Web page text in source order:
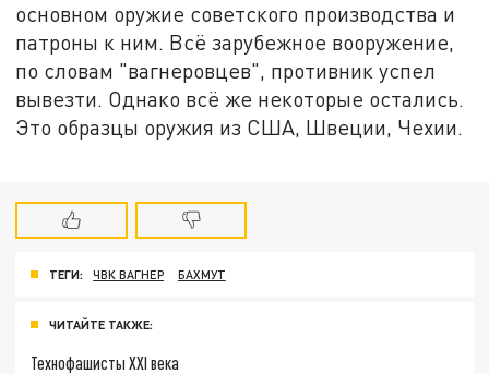
основном оружие советского производства и
патроны к ним. Всё зарубежное вооружение,
по словам "вагнеровцев", противник успел
вывезти. Однако всё же некоторые остались.
Это образцы оружия из США, Швеции, Чехии.
ТЕГИ: ЧВК ВАГНЕР БАХМУТ
ЧИТАЙТЕ ТАКЖЕ:
Технофашисты XXI века